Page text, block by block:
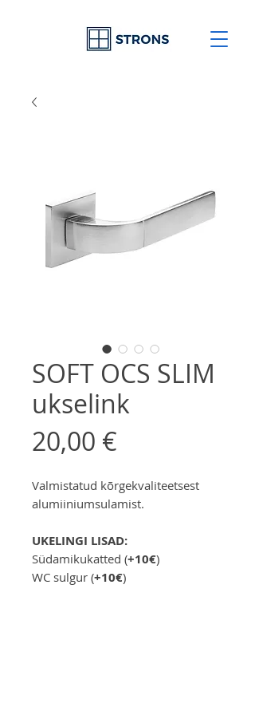
SOFT OCS SLIM
ukselink
20,00 €
Valmistatud kõrgekvaliteetsest
alumiiniumsulamist.
UKELINGI LISAD:
Südamikukatted (+10€)
WC sulgur (+10€)